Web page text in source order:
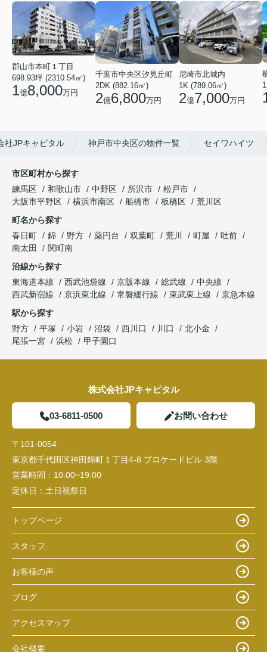
郡山市本町１丁目
698.93坪 (2310.54㎡)
1億8,000万円
千葉市中央区汐見丘町
2DK (882.16㎡)
2億6,800万円
尼崎市北城内
1K (789.06㎡)
2億7,000万円
社JPキャピタル 神戸市中央区の物件一覧 セイワハイツ
市区町村から探す
練馬区
和歌山市 中野区 所沢市
松戸市
大阪市平野区
横浜市南区 船橋市 板橋区
荒川区
町名から探す
春日町
錦 野方 薬円台 双葉町 荒川 町屋
吐前
南太田
関町南
沿線から探す
東海道本線
西武池袋線 京阪本線 総武線
中央線
西武新宿線
京浜東北線 常磐緩行線 東武東上線
京急本線
駅から探す
野方
平塚 小岩 沼袋 西川口 川口
北小金
尾張一宮
浜松 甲子園口
株式会社JPキャピタル
03-6811-0500 お問い合わせ
〒101-0054
東京都千代田区神田錦町１丁目4-8 ブロケードビル 3階
営業時間： 10:00~19:00
定休日： 土日祝祭日
トップページ
スタッフ
お客様の声
ブログ
アクセスマップ
会社概要